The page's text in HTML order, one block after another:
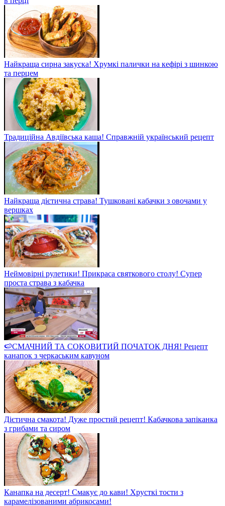
Найкраща сирна закуска! Хрумкі палички на кефірі з шинкою
та перцем
Традиційна Авдіївська каша! Справжній український рецепт
Найкраща дієтична страва! Тушковані кабачки з овочами у
вершках
Неймовірні рулетики! Прикраса святкового столу! Супер
проста страва з кабачка
🍉СМАЧНИЙ ТА СОКОВИТИЙ ПОЧАТОК ДНЯ! Рецепт
канапок з черкаським кавуном
Дієтична смакота! Дуже простий рецепт! Кабачкова запіканка
з грибами та сиром
Канапка на десерт! Смакує до кави! Хрусткі тости з
карамелізованими абрикосами!